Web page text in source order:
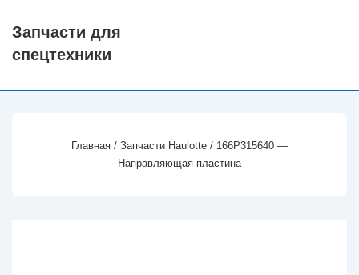
Перейти
Запчасти для
спецтехники
Главная / Запчасти Haulotte / 166P315640 —
Направляющая пластина